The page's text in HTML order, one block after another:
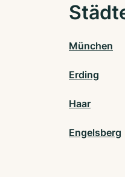
München
Erding
Haar
Engelsberg